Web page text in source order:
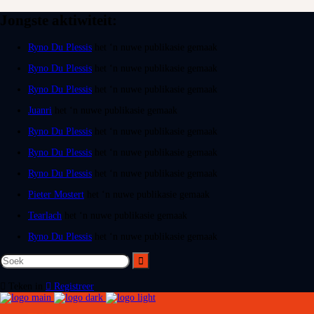
Ryno Du Plessis
Ryno Du Plessis
Ryno Du Plessis
Juanri
Ryno Du Plessis
Ryno Du Plessis
Ryno Du Plessis
Pieter Mostert
Tearlach
Ryno Du Plessis
Registreer